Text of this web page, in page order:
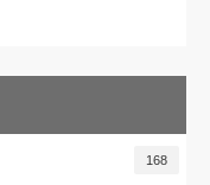
168